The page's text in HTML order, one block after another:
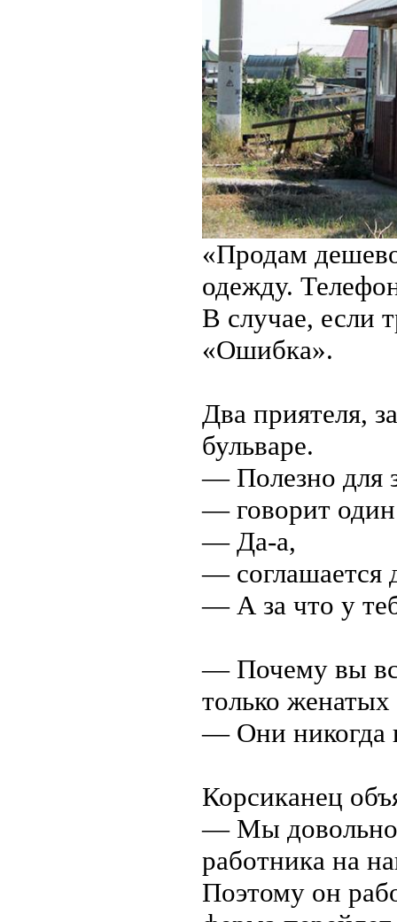
«Продам
одежду.
В случае, если
«Ошибка».
Два приятеля,
бульваре.
— Полезно для
— говорит
— Да-а,
— соглашается
— А за что у
— Почему вы
только
— Они никогда
Корсиканец
— Мы довольно
работника на
Поэтому он